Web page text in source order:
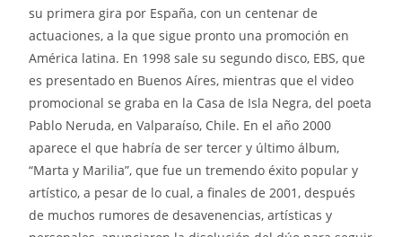
su primera gira por España, con un centenar de
actuaciones, a la que sigue pronto una promoción en
América latina. En 1998 sale su segundo disco, EBS, que
es presentado en Buenos Aíres, mientras que el video
promocional se graba en la Casa de Isla Negra, del poeta
Pablo Neruda, en Valparaíso, Chile. En el año 2000
aparece el que habría de ser tercer y último álbum,
“Marta y Marilia”, que fue un tremendo éxito popular y
artístico, a pesar de lo cual, a finales de 2001, después
de muchos rumores de desavenencias, artísticas y